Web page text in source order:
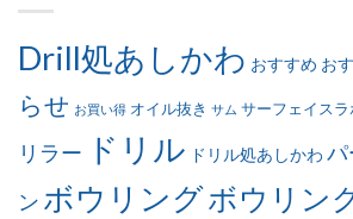
Drill処あしかわ おすすめ お
らせ お買い得 オイル抜き サム サーフェイスラ
リラー ドリル ドリル処あしかわ パ
ン ボウリングボウリン